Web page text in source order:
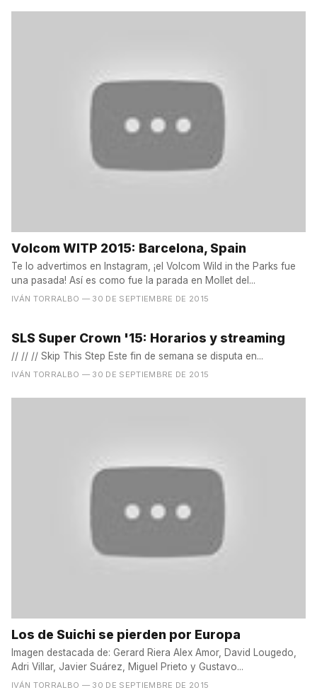
Volcom WITP 2015: Barcelona, Spain
Te lo advertimos en Instagram, ¡el Volcom Wild in the Parks fue
una pasada! Así es como fue la parada en Mollet del...
IVÁN TORRALBO — 30 DE SEPTIEMBRE DE 2015
SLS Super Crown '15: Horarios y streaming
// // // Skip This Step Este fin de semana se disputa en...
IVÁN TORRALBO — 30 DE SEPTIEMBRE DE 2015
Los de Suichi se pierden por Europa
Imagen destacada de: Gerard Riera Alex Amor, David Lougedo,
Adri Villar, Javier Suárez, Miguel Prieto y Gustavo...
IVÁN TORRALBO — 30 DE SEPTIEMBRE DE 2015